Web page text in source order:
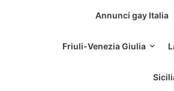
Annunci gay Italia
Friuli-Venezia Giulia